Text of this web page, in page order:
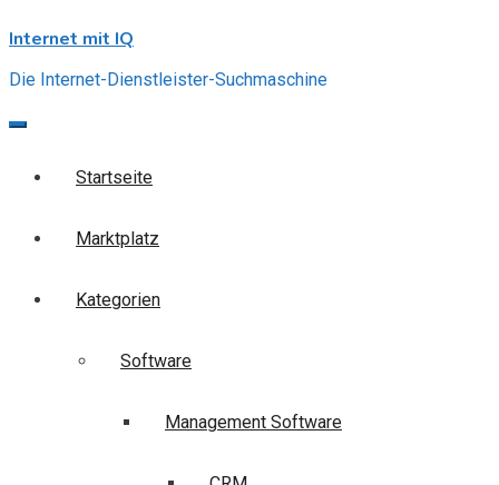
to
Internet mit IQ
Die Internet-Dienstleister-Suchmaschine
Startseite
Marktplatz
Kategorien
Software
Management Software